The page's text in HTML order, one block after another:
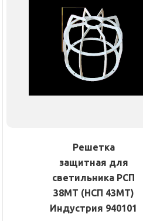
Решетка
защитная для
светильника РСП
38МТ (НСП 43МТ)
Индустрия 940101